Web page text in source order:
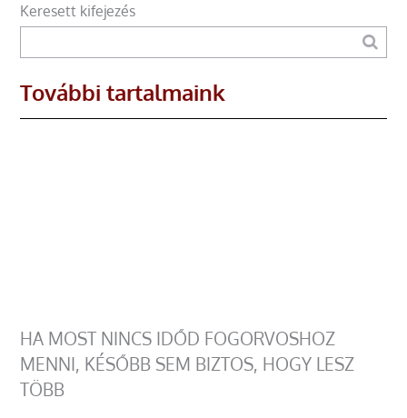
Keresett kifejezés
További tartalmaink
HA MOST NINCS IDŐD FOGORVOSHOZ
MENNI, KÉSŐBB SEM BIZTOS, HOGY LESZ
TÖBB